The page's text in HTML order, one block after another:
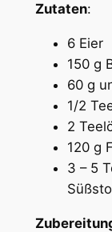
Zutaten:
6 Eier
150 g
60 g
1/2
2
120 g
3 – 5